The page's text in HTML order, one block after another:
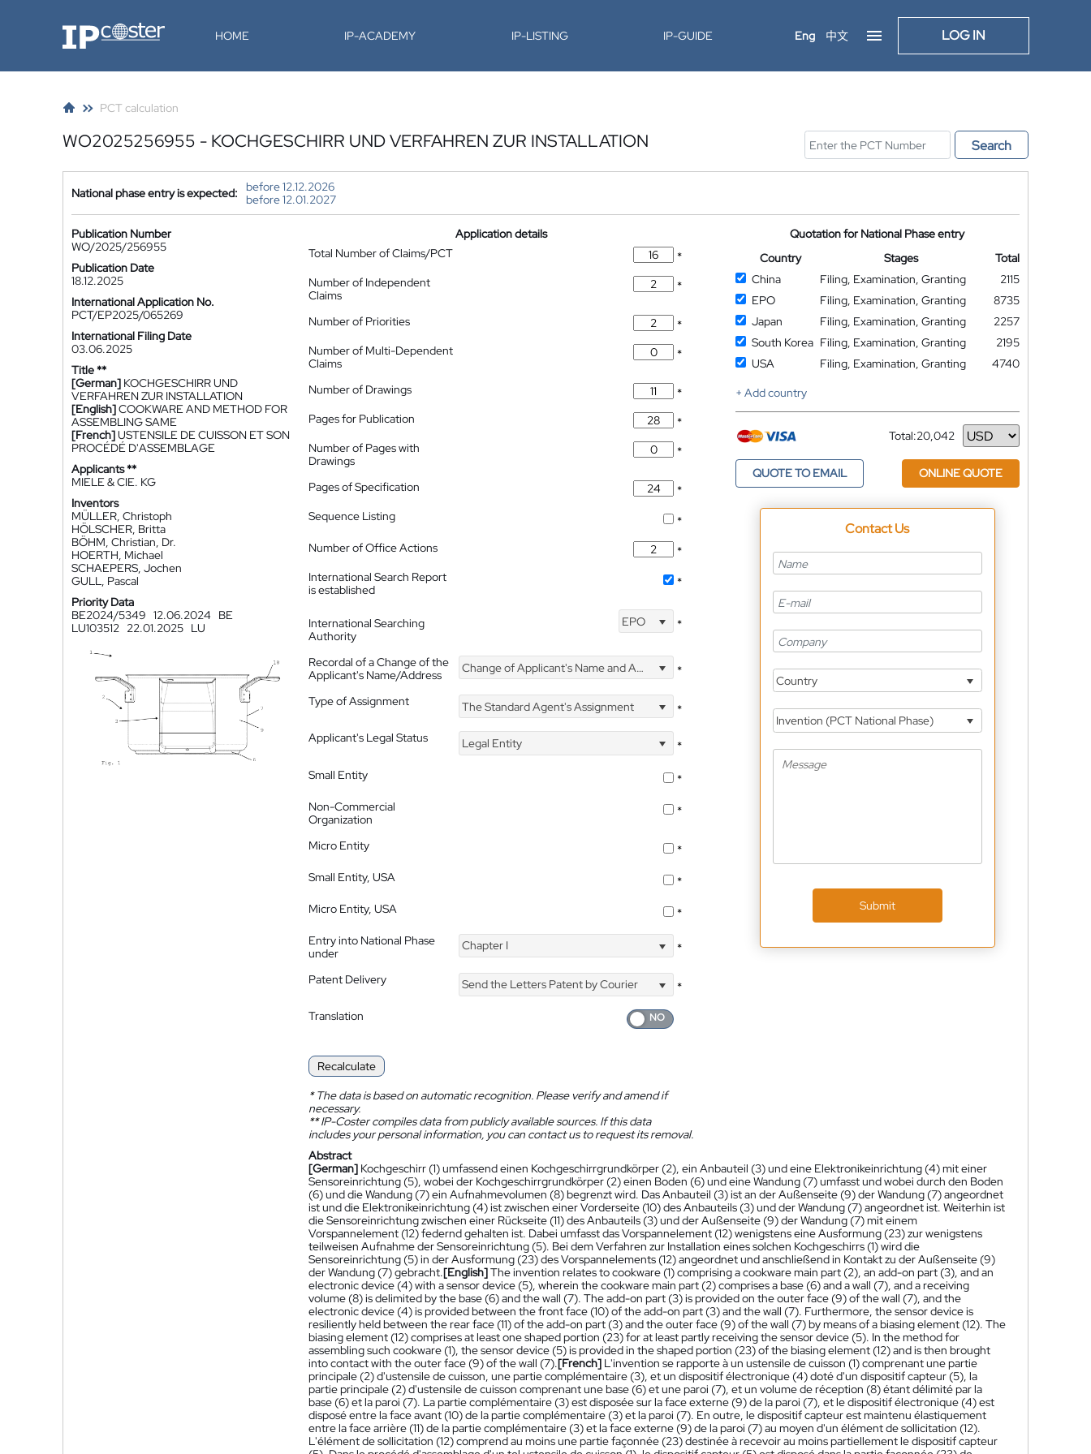
IP-Coster HOME IP-ACADEMY IP-LISTING IP-GUIDE Eng 中文 LOG IN
PCT calculation
WO2025256955 - KOCHGESCHIRR UND VERFAHREN ZUR INSTALLATION Search
National phase entry is expected:
before 12.12.2026
before 12.01.2027
Publication Number
WO/2025/256955
Publication Date
18.12.2025
International Application No.
PCT/EP2025/065269
International Filing Date
03.06.2025
Title **
[German] KOCHGESCHIRR UND
VERFAHREN ZUR INSTALLATION
[English]COOKWARE AND METHOD FOR
ASSEMBLING SAME
[French]USTENSILE DE CUISSON ET SON
PROCÉDÉ D'ASSEMBLAGE
Applicants **
MIELE & CIE. KG
Inventors
MÜLLER, Christoph
HÖLSCHER, Britta
BÖHM, Christian, Dr.
HOERTH, Michael
SCHAEPERS, Jochen
GULL, Pascal
Priority Data
BE2024/5349 12.06.2024
BE
LU103512 22.01.2025 LU
Application details
Total Number of Claims/PCT
*
Number of Independent
Claims
*
Number of Priorities
*
Number of Multi-Dependent
Claims
*
Number of Drawings
*
Pages for Publication
*
Number of Pages with
Drawings
*
Pages of Specification
*
Sequence Listing
*
Number of Office Actions
*
International Search Report
is established
*
International Searching
Authority
EPO *
Recordal of a Change of the
Applicant's Name/Address
Change of Applicant's Name and Address *
Type of Assignment The Standard Agent's Assignment
*
Applicant's Legal Status
Legal Entity
*
Small Entity
*
Non-Commercial
Organization
*
Micro Entity
*
Small Entity, USA
*
Micro Entity, USA
*
Entry into National Phase
under
Chapter I *
Patent Delivery Send the Letters Patent by Courier
*
Translation
Recalculate
*The data is based on automatic recognition. Please verify and amend if
necessary.
**IP-Coster compiles data from publicly available sources. If this data
includes your personal information, you can contact us to request its removal.
Quotation for National Phase entry
Country
Stages
Total
China
Filing, Examination, Granting
2115
EPO
Filing, Examination, Granting
8735
Japan
Filing, Examination, Granting
2257
South Korea Filing, Examination, Granting
2195
USA
Filing, Examination, Granting
4740
+ Add country
Total:20,042
Currency
QUOTE TO EMAIL ONLINE QUOTE
Contact Us
Country
Invention (PCT National Phase)
Submit
Abstract
[German] Kochgeschirr (1) umfassend einen Kochgeschirrgrundkörper (2), ein Anbauteil (3) und eine Elektronikeinrichtung (4) mit einer
Sensoreinrichtung (5), wobei der Kochgeschirrgrundkörper (2) einen Boden (6) und eine Wandung (7) umfasst und wobei durch den Boden
(6) und die Wandung (7) ein Aufnahmevolumen (8) begrenzt wird. Das Anbauteil (3) ist an der Außenseite (9) der Wandung (7) angeordnet
ist und die Elektronikeinrichtung (4) ist zwischen einer Vorderseite (10) des Anbauteils (3) und der Wandung (7) angeordnet ist. Weiterhin ist
die Sensoreinrichtung zwischen einer Rückseite (11) des Anbauteils (3) und der Außenseite (9) der Wandung (7) mit einem
Vorspannelement (12) federnd gehalten ist. Dabei umfasst das Vorspannelement (12) wenigstens eine Ausformung (23) zur wenigstens
teilweisen Aufnahme der Sensoreinrichtung (5). Bei dem Verfahren zur Installation eines solchen Kochgeschirrs (1) wird die
Sensoreinrichtung (5) in der Ausformung (23) des Vorspannelements (12) angeordnet und anschließend in Kontakt zu der Außenseite (9)
der Wandung (7) gebracht.[English]The invention relates to cookware (1) comprising a cookware main part (2), an add-on part (3), and an
electronic device (4) with a sensor device (5), wherein the cookware main part (2) comprises a base (6) and a wall (7), and a receiving
volume (8) is delimited by the base (6) and the wall (7). The add-on part (3) is provided on the outer face (9) of the wall (7), and the
electronic device (4) is provided between the front face (10) of the add-on part (3) and the wall (7). Furthermore, the sensor device is
resiliently held between the rear face (11) of the add-on part (3) and the outer face (9) of the wall (7) by means of a biasing element (12). The
biasing element (12) comprises at least one shaped portion (23) for at least partly receiving the sensor device (5). In the method for
assembling such cookware (1), the sensor device (5) is provided in the shaped portion (23) of the biasing element (12) and is then brought
into contact with the outer face (9) of the wall (7).[French] L'invention se rapporte à un ustensile de cuisson (1) comprenant une partie
principale (2) d'ustensile de cuisson, une partie complémentaire (3), et un dispositif électronique (4) doté d'un dispositif capteur (5), la
partie principale (2) d'ustensile de cuisson comprenant une base (6) et une paroi (7), et un volume de réception (8) étant délimité par la
base (6) et la paroi (7). La partie complémentaire (3) est disposée sur la face externe (9) de la paroi (7), et le dispositif électronique (4) est
disposé entre la face avant (10) de la partie complémentaire (3) et la paroi (7). En outre, le dispositif capteur est maintenu élastiquement
entre la face arrière (11) de la partie complémentaire (3) et la face externe (9) de la paroi (7) au moyen d'un élément de sollicitation (12).
L'élément de sollicitation (12) comprend au moins une partie façonnée (23) destinée à recevoir au moins partiellement le dispositif capteur